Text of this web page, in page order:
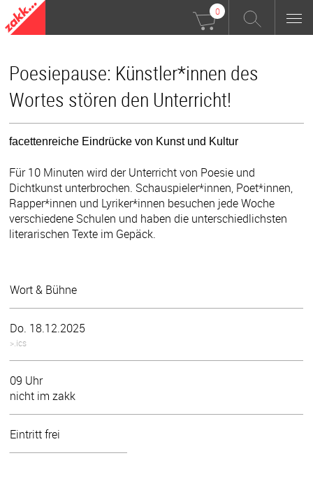
0
Poesiepause: Künstler*innen des
Wortes stören den Unterricht!
facettenreiche Eindrücke von Kunst und Kultur
Für 10 Minuten wird der Unterricht von Poesie und
Dichtkunst unterbrochen. Schauspieler*innen, Poet*innen,
Rapper*innen und Lyriker*innen besuchen jede Woche
verschiedene Schulen und haben die unterschiedlichsten
literarischen Texte im Gepäck.
Wort & Bühne
Do. 18.12.2025
>.ics
09 Uhr
nicht im zakk
Eintritt frei